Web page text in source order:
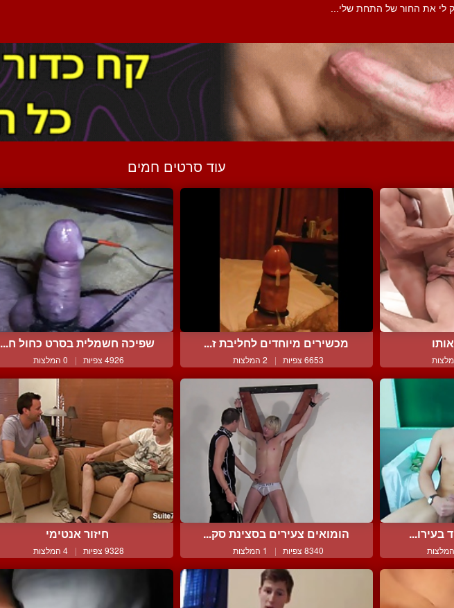
לי את החור של התחת שלי...
עוד סרטים חמים
מכשירים מיוחדים לחליבת ז...
6653 צפיות | 2 המלצות
שפיכה חשמלית בסרט כחול ח...
4926 צפיות | 0 המלצות
הומואים צעירים בסצינת סק...
8340 צפיות | 1 המלצות
חיזור אנטימי
9328 צפיות | 4 המלצות